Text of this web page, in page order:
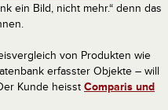
ein Bild, nicht mehr.“ denn das
von Produkten wie
erfasster Objekte – will
Kunde heisst Comparis und